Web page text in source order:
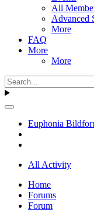
All
Advanced
More
FAQ
More
More
Euphonia
All Activity
Home
Forums
Forum